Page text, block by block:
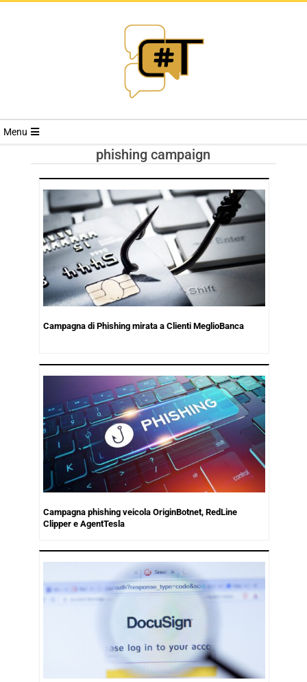
RIVISTA
TRENDS
Menu
phishing campaign
Campagna di Phishing mirata a Clienti MeglioBanca
Campagna phishing veicola OriginBotnet, RedLine
Clipper e AgentTesla